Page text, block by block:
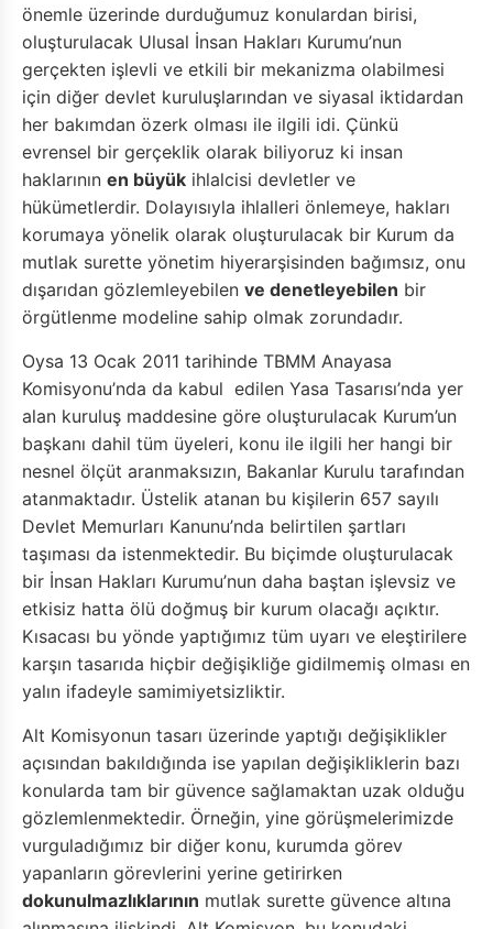
önemle üzerinde durduğumuz konulardan birisi,
oluşturulacak Ulusal İnsan Hakları Kurumu’nun
gerçekten işlevli ve etkili bir mekanizma olabilmesi
için diğer devlet kuruluşlarından ve siyasal iktidardan
her bakımdan özerk olması ile ilgili idi. Çünkü
evrensel bir gerçeklik olarak biliyoruz ki insan
haklarının en büyük ihlalcisi devletler ve
hükümetlerdir. Dolayısıyla ihlalleri önlemeye, hakları
korumaya yönelik olarak oluşturulacak bir Kurum da
mutlak surette yönetim hiyerarşisinden bağımsız, onu
dışarıdan gözlemleyebilen ve denetleyebilen bir
örgütlenme modeline sahip olmak zorundadır.
Oysa 13 Ocak 2011 tarihinde TBMM Anayasa
Komisyonu’nda da kabul edilen Yasa Tasarısı’nda yer
alan kuruluş maddesine göre oluşturulacak Kurum’un
başkanı dahil tüm üyeleri, konu ile ilgili her hangi bir
nesnel ölçüt aranmaksızın, Bakanlar Kurulu tarafından
atanmaktadır. Üstelik atanan bu kişilerin 657 sayılı
Devlet Memurları Kanunu’nda belirtilen şartları
taşıması da istenmektedir. Bu biçimde oluşturulacak
bir İnsan Hakları Kurumu’nun daha baştan işlevsiz ve
etkisiz hatta ölü doğmuş bir kurum olacağı açıktır.
Kısacası bu yönde yaptığımız tüm uyarı ve eleştirilere
karşın tasarıda hiçbir değişikliğe gidilmemiş olması en
yalın ifadeyle samimiyetsizliktir.
Alt Komisyonun tasarı üzerinde yaptığı değişiklikler
açısından bakıldığında ise yapılan değişikliklerin bazı
konularda tam bir güvence sağlamaktan uzak olduğu
gözlemlenmektedir. Örneğin, yine görüşmelerimizde
vurguladığımız bir diğer konu, kurumda görev
yapanların görevlerini yerine getirirken
dokunulmazlıklarının mutlak surette güvence altına